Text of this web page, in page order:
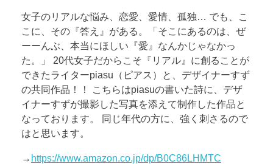
女子のリアルな悩み、恋愛、愛情、孤独… でも、こ
こに、その『答え』がある。「そこにあるのは、ぜ
ーーんぶ、本当にほしい『愛』なんかじゃなかっ
た。」 20代女子だからこそ『リアル』に創ることが
できたライターpiasu（ピアス）と、デザイナーすず
の共同作品！！ こちらはpiasuの書いた詩に、デザ
イナーすずが撮影した写真を添えて制作した作品と
なっております。 同じ年代の方に、強く刺さるので
はと思います。
→ https://www.amazon.co.jp/dp/B0C86LHMTC